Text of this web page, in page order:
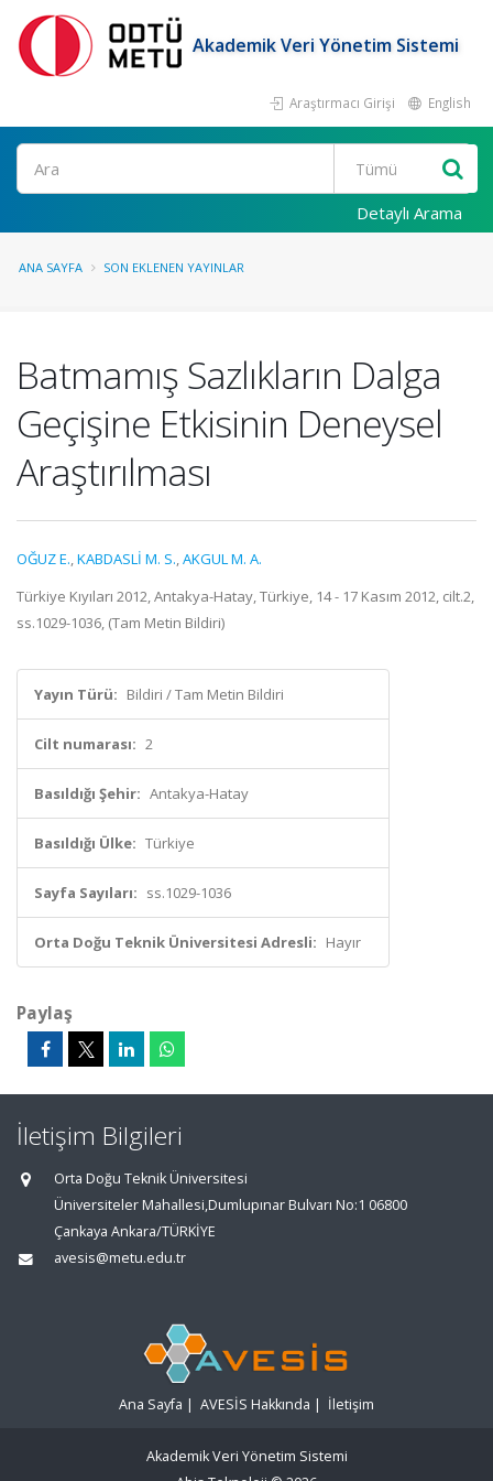
Akademik Veri Yönetim Sistemi
Araştırmacı Girişi English
Ara
Detaylı Arama
ANA SAYFA SON EKLENEN YAYINLAR
Batmamış Sazlıkların Dalga
Geçişine Etkisinin Deneysel
Araştırılması
OĞUZ E.,KABDASLİ M. S.,AKGUL M. A.
Türkiye Kıyıları 2012, Antakya-Hatay, Türkiye, 14 - 17 Kasım 2012, cilt.2,
ss.1029-1036, (Tam Metin Bildiri)
Yayın Türü: Bildiri / Tam Metin Bildiri
Cilt numarası: 2
Basıldığı Şehir: Antakya-Hatay
Basıldığı Ülke: Türkiye
Sayfa Sayıları: ss.1029-1036
Orta Doğu Teknik Üniversitesi Adresli: Hayır
Paylaş
İletişim Bilgileri
Orta Doğu Teknik Üniversitesi
Üniversiteler Mahallesi,Dumlupınar Bulvarı No:1 06800
Çankaya Ankara/TÜRKİYE
avesis@metu.edu.tr
Ana Sayfa | AVESİS Hakkında | İletişim
Akademik Veri Yönetim Sistemi